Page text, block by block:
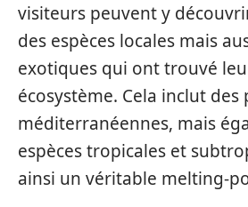
visiteurs peuvent y
des espèces locales mais
exotiques qui ont trouvé
écosystème. Cela inclut des
méditerranéennes, mais
espèces tropicales et
ainsi un véritable melting-